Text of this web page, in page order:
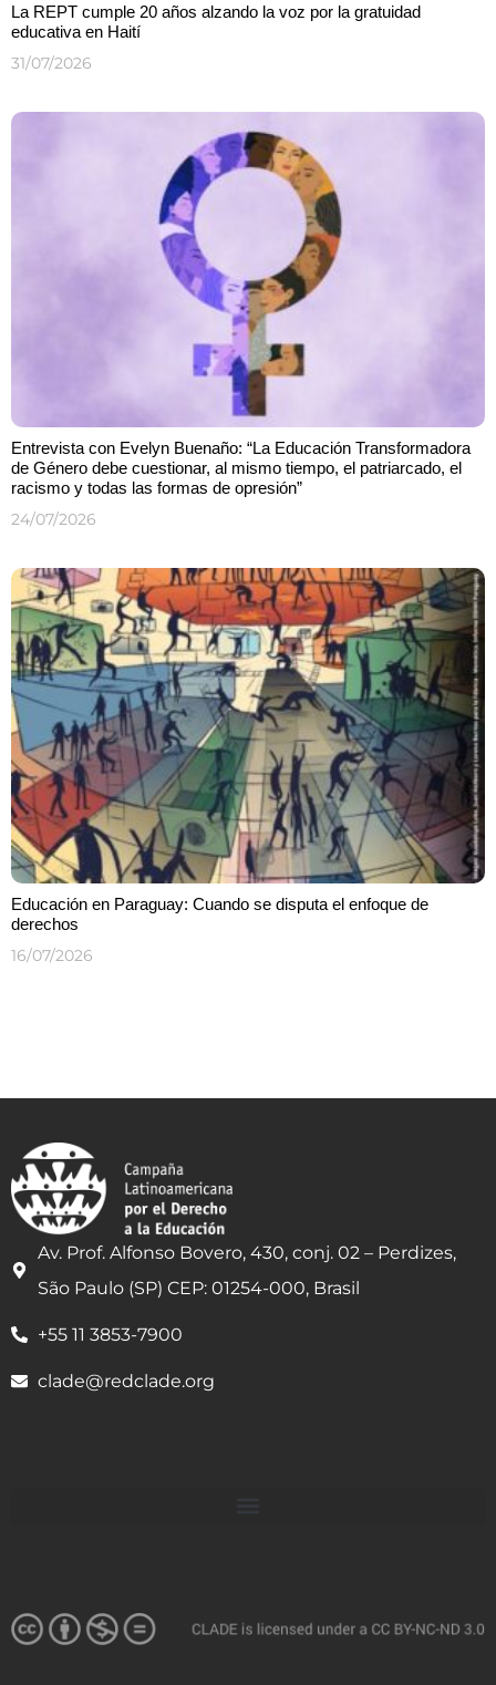
La REPT cumple 20 años alzando la voz por la gratuidad
educativa en Haití
31/07/2026
Entrevista con Evelyn Buenaño: “La Educación Transformadora
de Género debe cuestionar, al mismo tiempo, el patriarcado, el
racismo y todas las formas de opresión”
24/07/2026
Educación en Paraguay: Cuando se disputa el enfoque de
derechos
16/07/2026
Av. Prof. Alfonso Bovero, 430, conj. 02 – Perdizes,
São Paulo (SP) CEP: 01254-000, Brasil
+55 11 3853-7900
clade@redclade.org